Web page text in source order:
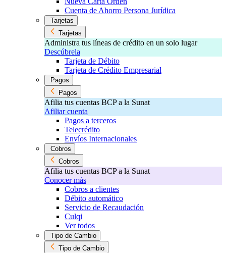
Cuenta de Ahorro Persona Jurídica
Tarjetas
Tarjetas
Administra tus líneas de crédito en un solo lugar
Descúbrela
Tarjeta de Débito
Tarjeta de Crédito Empresarial
Pagos
Pagos
Afilia tus cuentas BCP a la Sunat
Afiliar cuenta
Pagos a terceros
Telecrédito
Envíos Internacionales
Cobros
Cobros
Afilia tus cuentas BCP a la Sunat
Conocer más
Cobros a clientes
Débito automático
Servicio de Recaudación
Culqi
Ver todos
Tipo de Cambio
Tipo de Cambio